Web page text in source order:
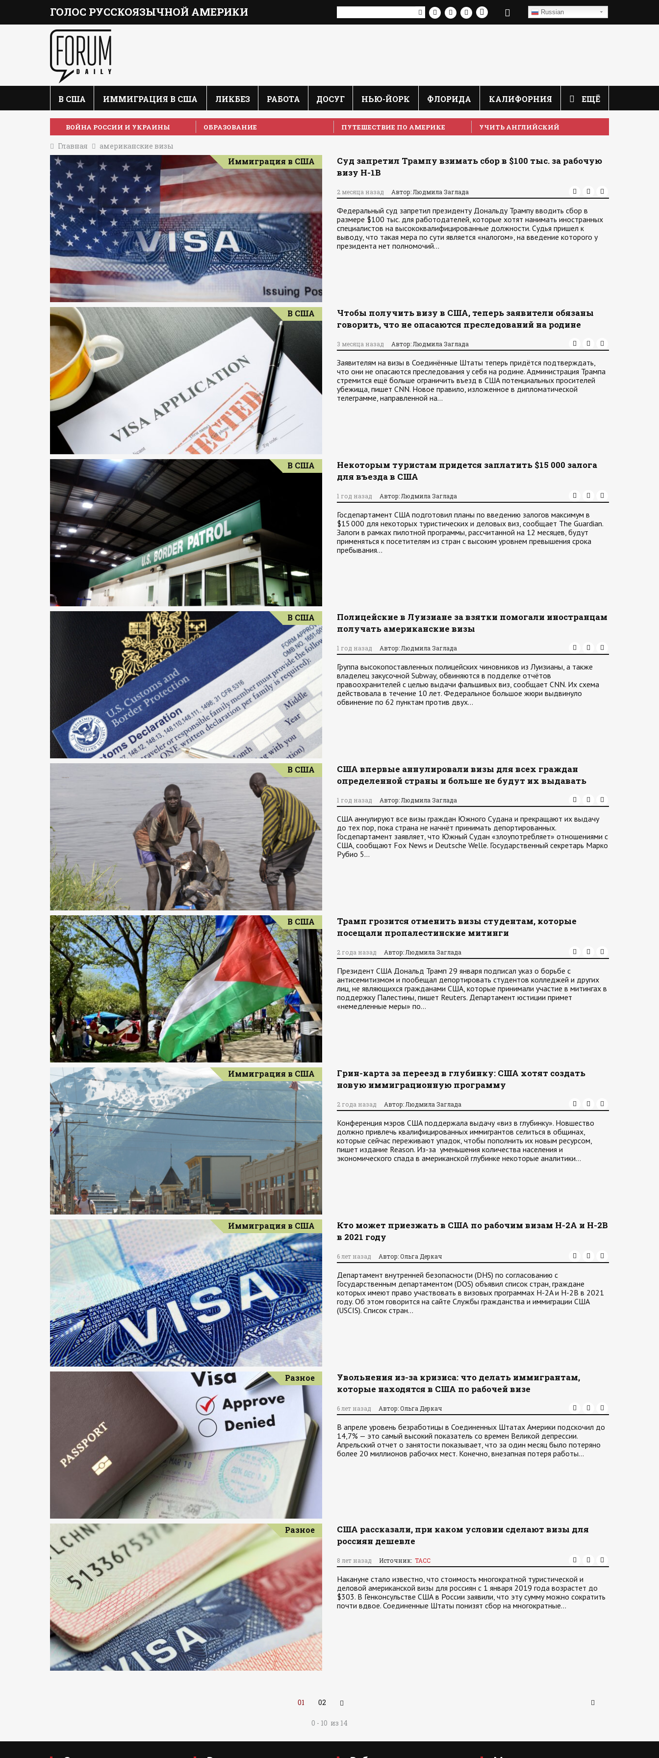
ГОЛОС РУССКОЯЗЫЧНОЙ АМЕРИКИ Russian
В США ИММИГРАЦИЯ В США ЛИКБЕЗ РАБОТА ДОСУГ НЬЮ-ЙОРК ФЛОРИДА КАЛИФОРНИЯ ЕЩЁ
ВОЙНА РОССИИ И УКРАИНЫ ОБРАЗОВАНИЕ ПУТЕШЕСТВИЕ ПО АМЕРИКЕ УЧИТЬ АНГЛИЙСКИЙ
Главная американские визы
Иммиграция в США
Суд запретил Трампу взимать сбор в $100 тыс. за рабочую
визу H-1B
2 месяца назад Автор: Людмила Заглада
Федеральный суд запретил президенту Дональду Трампу вводить сбор в
размере $100 тыс. для работодателей, которые хотят нанимать иностранных
специалистов на высококвалифицированные должности. Судья пришел к
выводу, что такая мера по сути является «налогом», на введение которого у
президента нет полномочий…
В США
Чтобы получить визу в США, теперь заявители обязаны
говорить, что не опасаются преследований на родине
3 месяца назад Автор: Людмила Заглада
Заявителям на визы в Соединённые Штаты теперь придётся подтверждать,
что они не опасаются преследования у себя на родине. Администрация Трампа
стремится ещё больше ограничить въезд в США потенциальных просителей
убежища, пишет CNN. Новое правило, изложенное в дипломатической
телеграмме, направленной на…
В США
Некоторым туристам придется заплатить $15 000 залога
для въезда в США
1 год назад Автор: Людмила Заглада
Госдепартамент США подготовил планы по введению залогов максимум в
$15 000 для некоторых туристических и деловых виз, сообщает The Guardian.
Залоги в рамках пилотной программы, рассчитанной на 12 месяцев, будут
применяться к посетителям из стран с высоким уровнем превышения срока
пребывания…
В США
Полицейские в Луизиане за взятки помогали иностранцам
получать американские визы
1 год назад Автор: Людмила Заглада
Группа высокопоставленных полицейских чиновников из Луизианы, а также
владелец закусочной Subway, обвиняются в подделке отчётов
правоохранителей с целью выдачи фальшивых виз, сообщает СNN. Их схема
действовала в течение 10 лет. Федеральное большое жюри выдвинуло
обвинение по 62 пунктам против двух…
В США
США впервые аннулировали визы для всех граждан
определенной страны и больше не будут их выдавать
1 год назад Автор: Людмила Заглада
США аннулируют все визы граждан Южного Судана и прекращают их выдачу
до тех пор, пока страна не начнёт принимать депортированных.
Госдепартамент заявляет, что Южный Судан «злоупотребляет» отношениями с
США, сообщают Fox News и Deutsche Welle. Государственный секретарь Марко
Рубио 5…
В США
Трамп грозится отменить визы студентам, которые
посещали пропалестинские митинги
2 года назад Автор: Людмила Заглада
Президент США Дональд Трамп 29 января подписал указ о борьбе с
антисемитизмом и пообещал депортировать студентов колледжей и других
лиц, не являющихся гражданами США, которые принимали участие в митингах в
поддержку Палестины, пишет Reuters. Департамент юстиции примет
«немедленные меры» по…
Иммиграция в США
Грин-карта за переезд в глубинку: США хотят создать
новую иммиграционную программу
2 года назад Автор: Людмила Заглада
Конференция мэров США поддержала выдачу «виз в глубинку». Новшество
должно привлечь квалифицированных иммигрантов селиться в общинах,
которые сейчас переживают упадок, чтобы пополнить их новым ресурсом,
пишет издание Reason. Из-за уменьшения количества населения и
экономического спада в американской глубинке некоторые аналитики…
Иммиграция в США
Кто может приезжать в США по рабочим визам H-2A и H-2B
в 2021 году
6 лет назад Автор: Ольга Деркач
Департамент внутренней безопасности (DHS) по согласованию с
Государственным департаментом (DOS) объявил список стран, граждане
которых имеют право участвовать в визовых программах H-2A и H-2B в 2021
году. Об этом говорится на сайте Службы гражданства и иммиграции США
(USCIS). Список стран…
Разное
Увольнения из-за кризиса: что делать иммигрантам,
которые находятся в США по рабочей визе
6 лет назад Автор: Ольга Деркач
В апреле уровень безработицы в Соединенных Штатах Америки подскочил до
14,7% — это самый высокий показатель со времен Великой депрессии.
Апрельский отчет о занятости показывает, что за один месяц было потеряно
более 20 миллионов рабочих мест. Конечно, внезапная потеря работы…
Разное
США рассказали, при каком условии сделают визы для
россиян дешевле
8 лет назад Источник: ТАСС
Накануне стало известно, что стоимость многократной туристической и
деловой американской визы для россиян с 1 января 2019 года возрастет до
$303. В Генконсульстве США в России заявили, что эту сумму можно сократить
почти вдвое. Соединенные Штаты понизят сбор на многократные…
01 02
0 - 10 из 14